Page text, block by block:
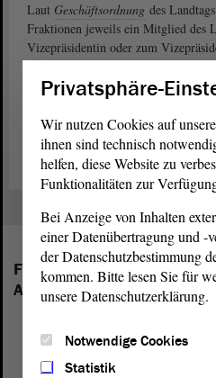
Laut Geschäftsordnung des
Fraktionen jeweils ein Mitglied des
Vizepräsidentin oder zum
Mitglied des Landtags ist gewählt,
abgegebenen gültigen Stimmen
Antrag „Wahl Vizepräsident“
Folgende Fraktionen sind
Anhalt vertreten:
Privatsphäre-
Wir nutzen Cookies auf
ihnen sind technisch
helfen, diese Website zu
Funktionalitäten zur
Bei Anzeige von Inhalten
einer Datenübertragung und -
der Datenschutzbestimmung
kommen. Bitte lesen Sie für
unsere Datenschutzerklärung.
Notwendige Cookies
Statistik